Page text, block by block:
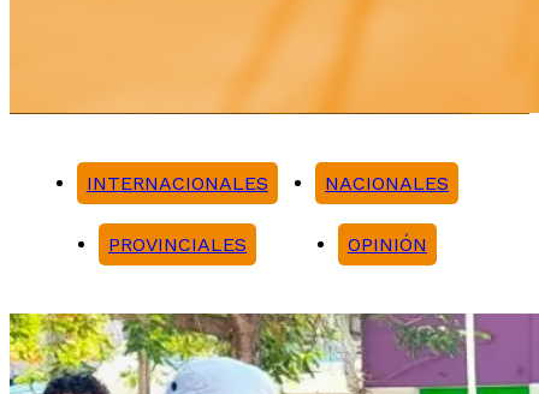
Noticias
INTERNACIONALES NACIONALES
PROVINCIALES OPINIÓN